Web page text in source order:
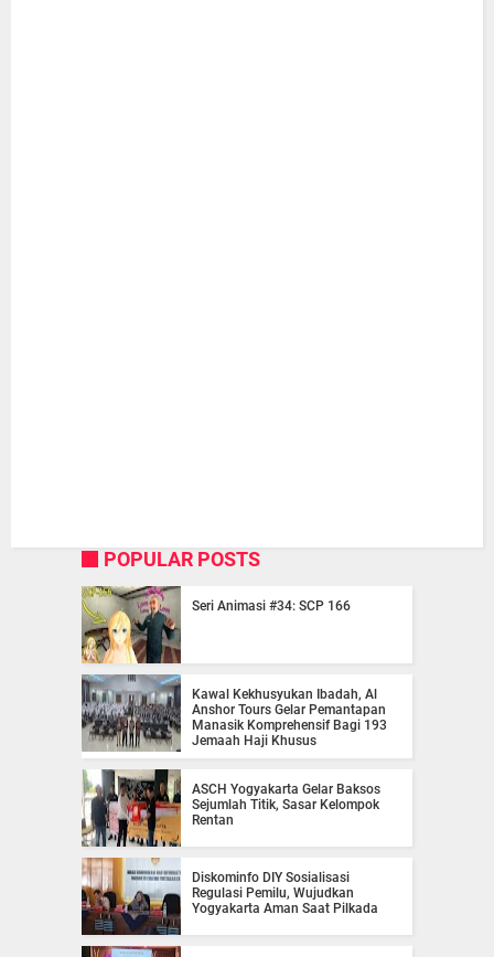
POPULAR POSTS
Seri Animasi #34: SCP 166
Kawal Kekhusyukan Ibadah, Al
Anshor Tours Gelar Pemantapan
Manasik Komprehensif Bagi 193
Jemaah Haji Khusus
ASCH Yogyakarta Gelar Baksos
Sejumlah Titik, Sasar Kelompok
Rentan
Diskominfo DIY Sosialisasi
Regulasi Pemilu, Wujudkan
Yogyakarta Aman Saat Pilkada